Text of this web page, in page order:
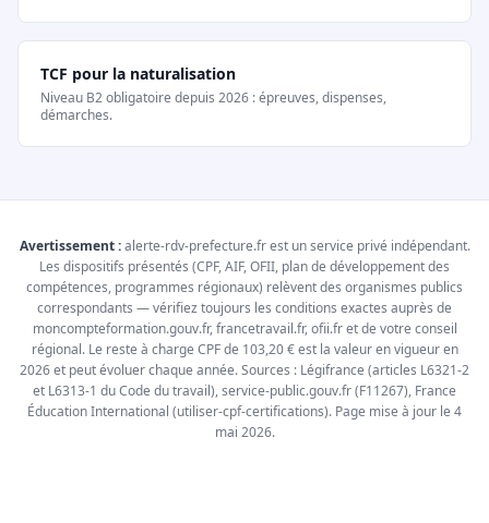
TCF pour la naturalisation
Niveau B2 obligatoire depuis 2026 : épreuves, dispenses,
démarches.
Avertissement :alerte-rdv-prefecture.fr est un service privé indépendant.
Les dispositifs présentés (CPF, AIF, OFII, plan de développement des
compétences, programmes régionaux) relèvent des organismes publics
correspondants — vérifiez toujours les conditions exactes auprès de
moncompteformation.gouv.fr, francetravail.fr, ofii.fr et de votre conseil
régional. Le reste à charge CPF de 103,20 € est la valeur en vigueur en
2026 et peut évoluer chaque année. Sources : Légifrance (articles L6321-2
et L6313-1 du Code du travail), service-public.gouv.fr (F11267), France
Éducation International (utiliser-cpf-certifications). Page mise à jour le 4
mai 2026.